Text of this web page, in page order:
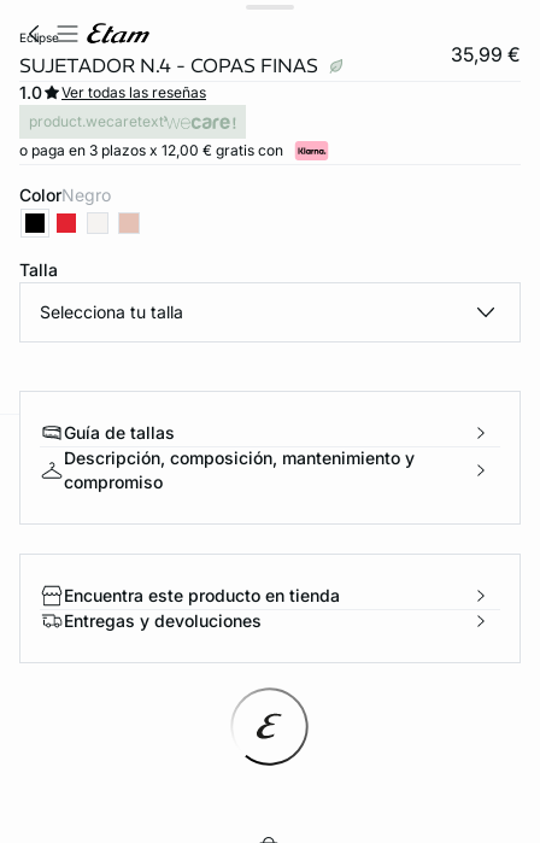
eclipse
SUJETADOR N.4 - COPAS FINAS 35,99 €
1.0
Ver todas las reseñas
product.wecaretext
o paga en 3 plazos x 12,00 € gratis con
Color negro
Talla
Selecciona tu talla
Guía de tallas
Descripción, composición, mantenimiento y
compromiso
Encuentra este producto en tienda
Entregas y devoluciones